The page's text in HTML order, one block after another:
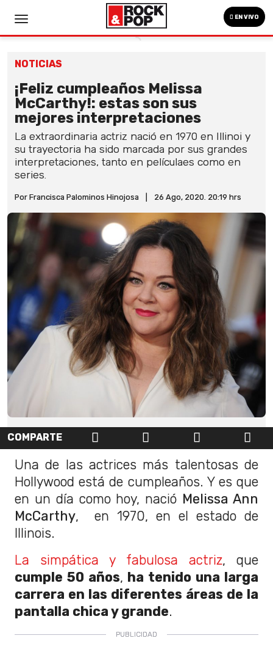
EN VIVO
NOTICIAS
¡Feliz cumpleaños Melissa
McCarthy!: estas son sus
mejores interpretaciones
La extraordinaria actriz nació en 1970 en Illinoi y
su trayectoria ha sido marcada por sus grandes
interpretaciones, tanto en películaes como en
series.
Por Francisca Palominos Hinojosa 26 Ago, 2020. 20:19 hrs
COMPARTE
Una de las actrices más talentosas de
Hollywood está de cumpleaños. Y es que
en un día como hoy, nació Melissa Ann
McCarthy, en 1970, en el estado de
Illinois.
La simpática y fabulosa actriz, que
cumple 50 años, ha tenido una larga
carrera en las diferentes áreas de la
pantalla chica y grande.